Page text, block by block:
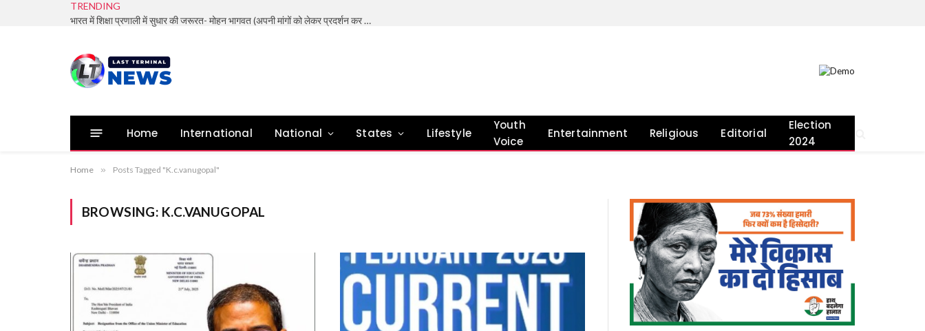
TRENDING
भारत में शिक्षा प्रणाली में सुधार की जरूरत- मोहन भागवत (अपनी मांगों को लेकर प्रदर्शन कर रहे छात्र राष्ट्र विरोधी नहीं है। ) देश के अलग-अलग हिस्सों में पेपर लीक को लेकर जेन जी (नई पीढ़ी) के बढ़ते विरोध के बीच, राष्ट्रीय स्वयंसेवक संघ के प्रमुख मोहन भागवत ने कहा कि उनकी शिकायतें जायज़ हैं और भारत की शिक्षा प्रणाली में सुधार की ज़रूरत है। हाल ही में छात्रों के विरोध-प्रदर्शन और प्रदर्शनकारियों को ‘राष्ट्र-विरोधी’ कहे जाने पर आरएसएस प्रमुख मोहन भागवत ने कहा कि अगर जेन जी विरोध कर रहा है, तो वे राष्ट्र-विरोधी नहीं हैं। वे हमारे ही लोग हैं, हमारी अगली पीढ़ी हैं। मुझे नहीं लगता कि जेन जी ऐसी है। मुझे लगता है कि नई पीढ़ी – जेन जी और जेन अल्फा- हमारी मौजूदा पीढ़ी से ज़्यादा ईमानदार है, और देशभक्ति व सेवा की सच्ची अपील उन पर असर करती है। उन्होंने आगे कहा कि अब, जेन जीऔर जेन अल्फा सवाल पूछते हैं, उन्हें तार्किक जवाब और प्यार चाहिए,लोकतंत्र में यही तरीका है। इसे अंग्रेज़ी में ‘डिबेट’ कहते हैं, हम इसे ‘शास्त्रार्थ’ कहते हैं – वहाँ कोई बहस नहीं होती, बल्कि दो पक्ष होते हैं: ‘पूर्व’ और ‘उत्तर’। हम सभी पहलुओं को देखते हैं और हर किसी का अपना नज़रिया होता है, इसलिए हर विषय पर एक नया पहलू सामने आता है। तो, हमें कई राय और विरोधी राय मिलती हैं, जो मिलकर सच्चाई की पूरी तस्वीर बनाती हैं। ऐसा ज़रूर होना चाहिए। भागवत ने कहा कि मैं यह नहीं कहूँगा कि जेन जी को विरोध नहीं करना चाहिए, लेकिन लोकतंत्र में विरोध करने और काम करने के कुछ तरीके होते हैं। संविधान बनाने वालों ने, और डॉ. बाबासाहेब अंबेडकर के भाषणों में, इस बारे में संकेत दिए गए हैं। इस पर ध्यान दिया जाना चाहिए। हमें यह भी देखना चाहिए कि जेन जी विरोध करने के लिए आवाज़ नहीं उठा रही है, वे ऐसा इसलिए कर रहे हैं क्योंकि उन्हें कुछ दिक्कतें हैं और उन्हें ठीक किया जाना चाहिए। आंदोलन मेरे या आपके ख़िलाफ़ नहीं, बल्कि सिस्टम को सुधारने के लिए होना चाहिए। एक कार्यक्रम में बोलते हुए भागवत ने कहा कि उन्हें पुलिस और प्रदर्शनकारियों के बीच हालिया टकराव के सही हालात के बारे में जानकारी नहीं है, लेकिन युवाओं पर उनका भरोसा अटूट है। भागवत ने कहा कि मैं ‘जेन ज़ेड’ पर आँख बंद करके भरोसा करूँगा। उन्होंने आगे कहा कि उन्हें देश के युवाओं की नीयत और उनकी आकांक्षाओं पर पूरा भरोसा है। उन्होंने कहा कि शिक्षा कोई कमर्शियल बिज़नेस नहीं है। समुदाय की मदद से शिक्षा व्यवस्था को बेहतर बनाया जा सकता है। शिक्षा का आर्थिक बोझ बहुत ज़्यादा है। हमें सतर्क और सक्रिय रहने की ज़रूरत है और सिस्टम का नियमित रूप से आकलन करना होगा। हमें अपने शिक्षकों को भी प्रशिक्षित करने की आवश्यकता है। शिक्षा देना सिर्फ़ सरकार की ज़िम्मेदारी नहीं है, बल्कि यह एक सामाजिक ज़िम्मेदारी भी है – मोहन भागवत
Home International National States Lifestyle
Youth
Voice
Entertainment Religious Editorial
Election
2024
Home » Posts Tagged "K.c.vanugopal"
BROWSING: K.C.VANUGOPAL